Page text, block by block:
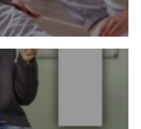
zdrowotnej.
w systemie